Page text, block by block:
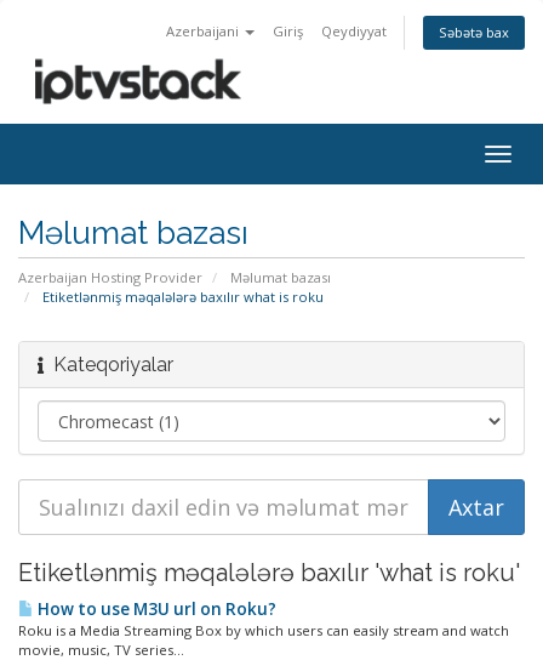
Azerbaijani Giriş Qeydiyyat Səbətə bax
keçid
Məlumat bazası
Azerbaijan Hosting Provider
Məlumat bazası
Etiketlənmiş məqalələrə baxılır what is roku
Kateqoriyalar
Etiketlənmiş məqalələrə baxılır 'what is roku'
How to use M3U url on Roku?
Roku is a Media Streaming Box by which users can easily stream and watch
movie, music, TV series...